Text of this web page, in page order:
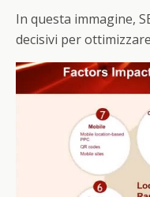
In questa immagine,
decisivi per